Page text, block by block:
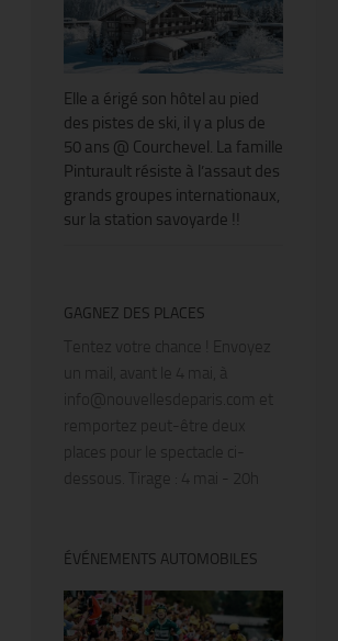
Elle a érigé son hôtel au pied
des pistes de ski, il y a plus de
50 ans @ Courchevel. La famille
Pinturault résiste à l’assaut des
grands groupes internationaux,
sur la station savoyarde !!
GAGNEZ DES PLACES
Tentez votre chance ! Envoyez
un mail, avant le 4 mai, à
info@nouvellesdeparis.com et
remportez peut-être deux
places pour le spectacle ci-
dessous. Tirage : 4 mai - 20h
ÉVÉNEMENTS AUTOMOBILES